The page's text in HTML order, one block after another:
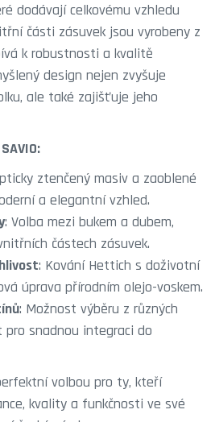
dodávají celkovému vzhledu
části zásuvek jsou vyrobeny z
k robustnosti a kvalitě
design nejen zvyšuje
ale také zajišťuje jeho
ztenčený masiv a zaoblené
a elegantní vzhled.
: Volba mezi bukem a dubem,
částech zásuvek.
: Kování Hettich s doživotní
úprava přírodním olejo-voskem.
: Možnost výběru z různých
pro snadnou integraci do
volbou pro ty, kteří
kvality a funkčnosti ve své